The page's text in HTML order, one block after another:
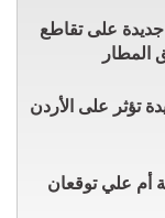
على تقاطع
المطار
تؤثر على الأردن
أم علي توقعان